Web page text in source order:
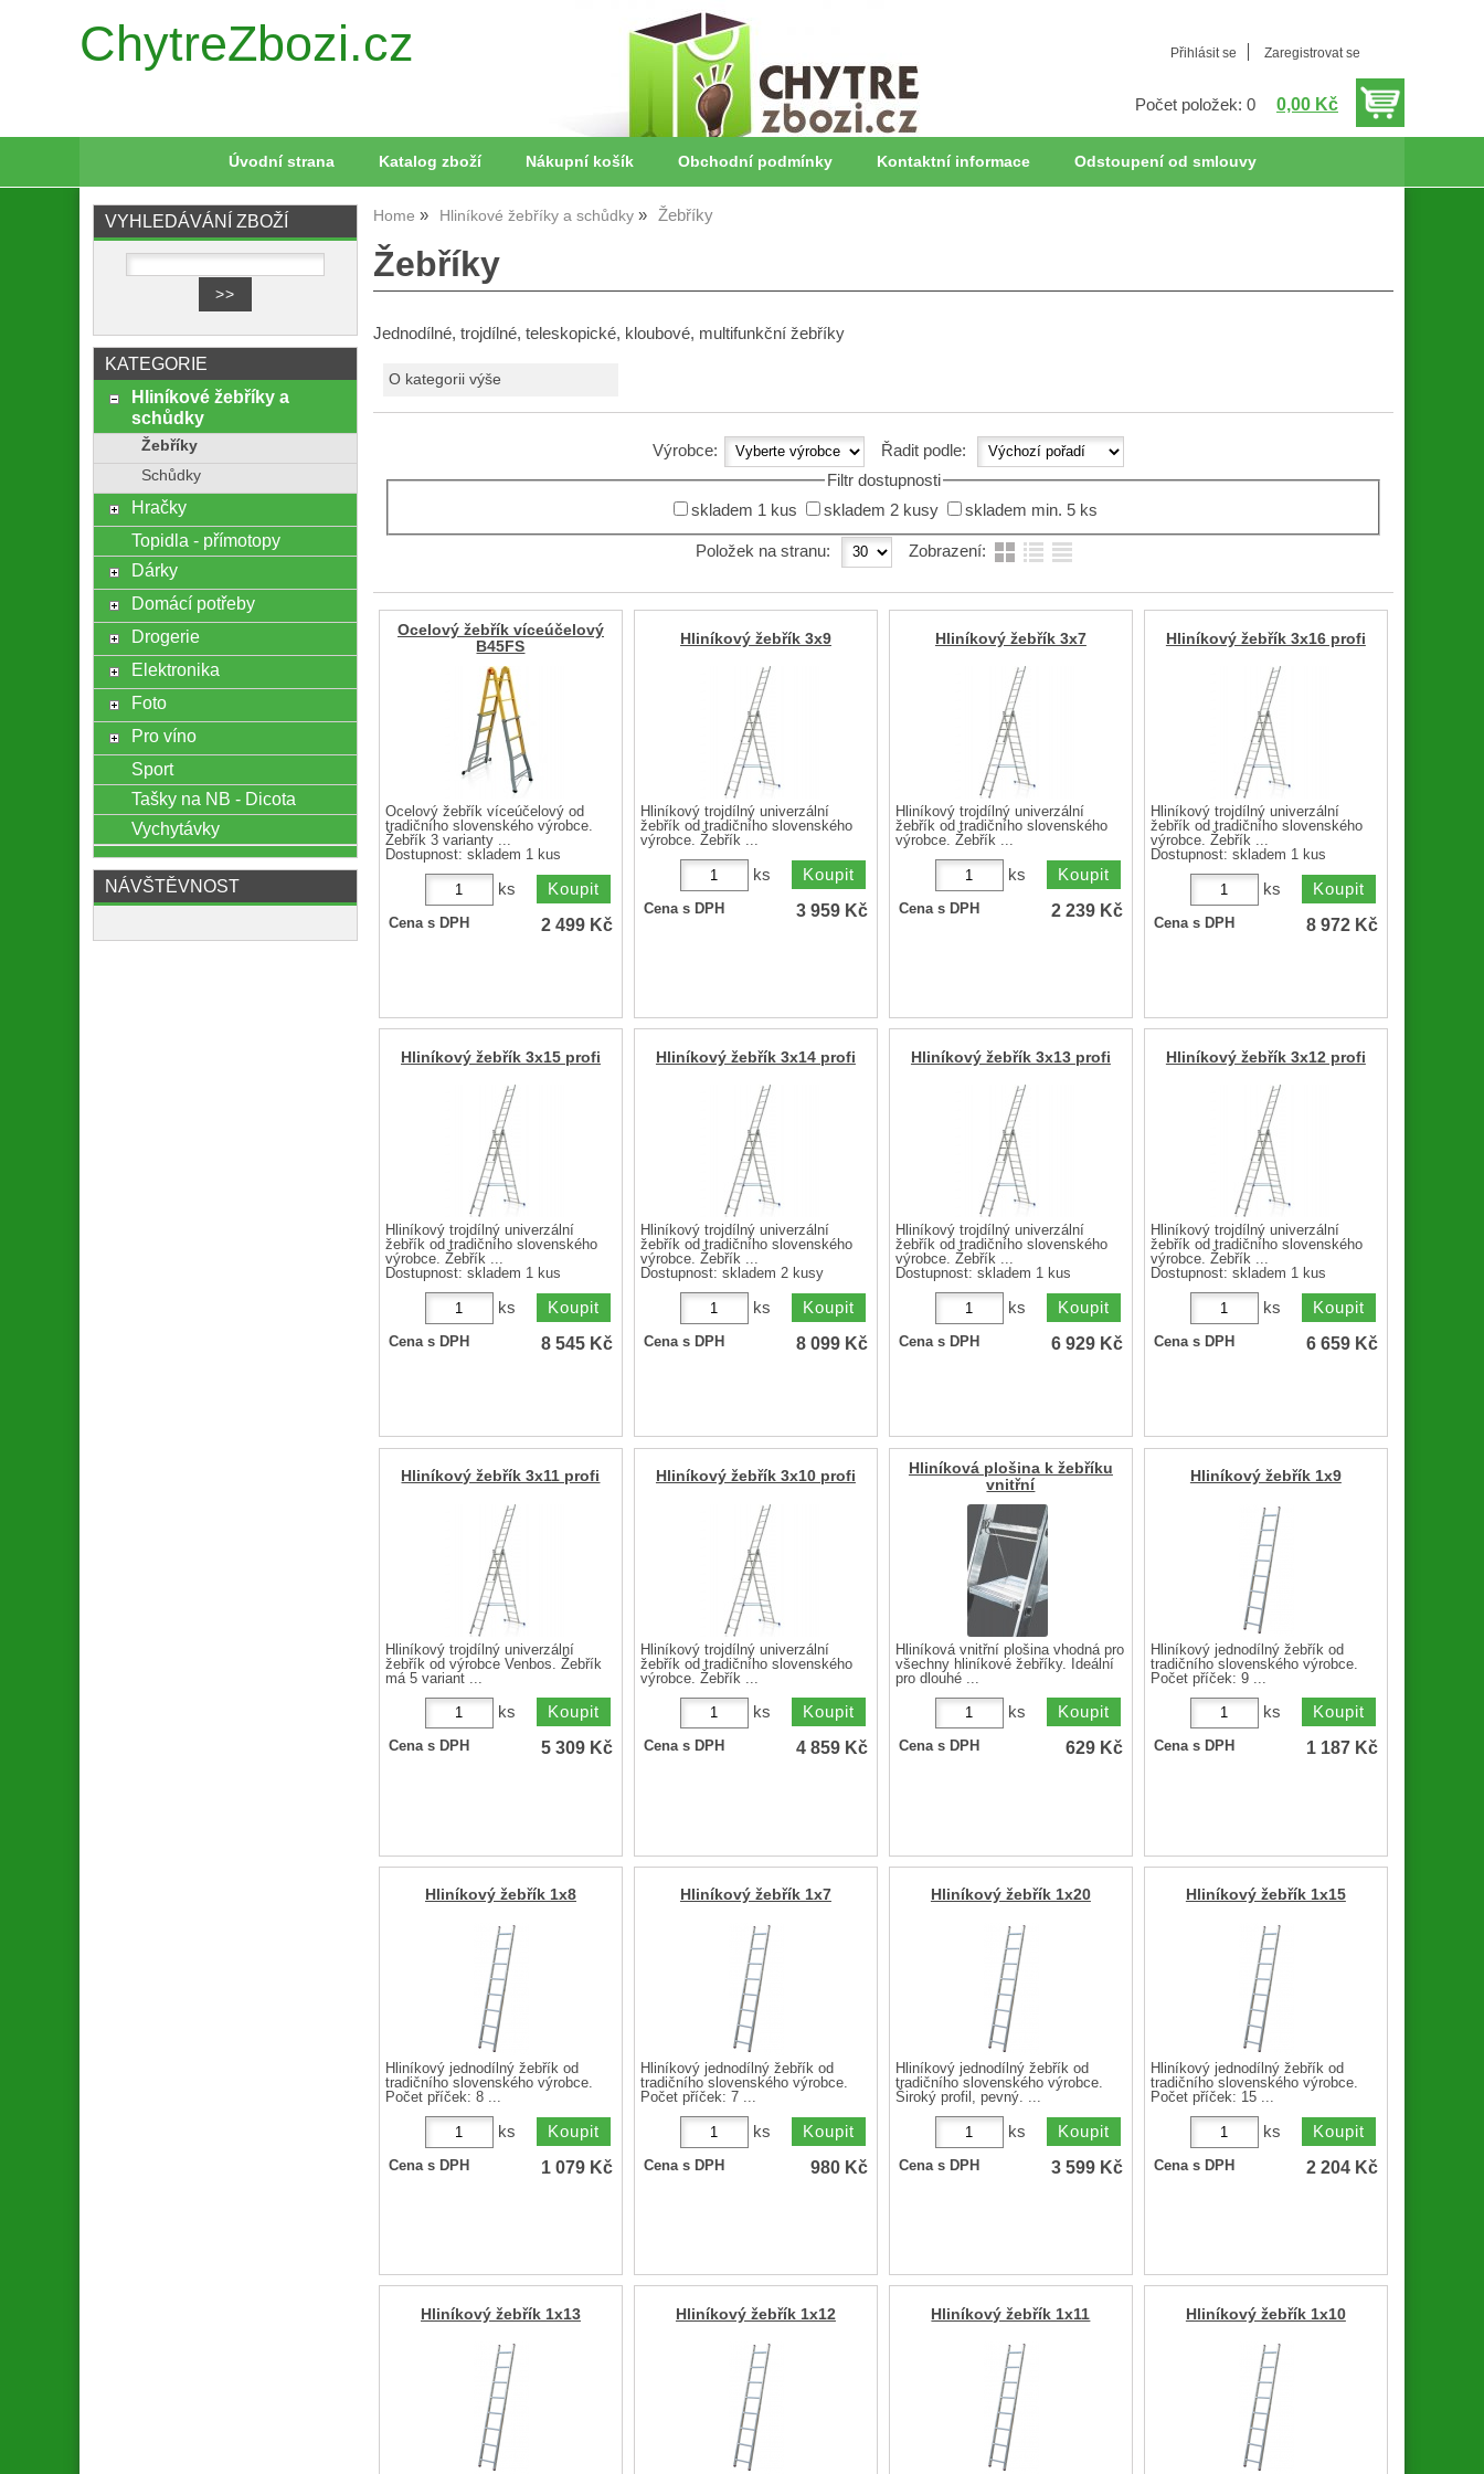
Přihlásit se Zaregistrovat se
Počet položek: 0 0,00 Kč
ChytreZbozi.cz
Úvodní strana Katalog zboží Nákupní košík Obchodní podmínky Kontaktní informace Odstoupení od smlouvy
Home Hliníkové žebříky a schůdky Žebříky
Žebříky
Jednodílné, trojdílné, teleskopické, kloubové, multifunkční žebříky
O kategorii výše
Výrobce:
Řadit podle:
Filtr dostupnosti
skladem 1 kus
skladem 2 kusy skladem min. 5 ks
Položek na stranu: Zobrazení:
Ocelový žebřík víceúčelový
B45FS
Ocelový žebřík víceúčelový od
tradičního slovenského výrobce.
Žebřík 3 varianty ...
Dostupnost: skladem 1 kus
ks
Cena s DPH 2 499 Kč
Hliníkový žebřík 3x9
Hliníkový trojdílný univerzální
žebřík od tradičního slovenského
výrobce. Žebřík ...
ks
Cena s DPH 3 959 Kč
Hliníkový žebřík 3x7
Hliníkový trojdílný univerzální
žebřík od tradičního slovenského
výrobce. Žebřík ...
ks
Cena s DPH 2 239 Kč
Hliníkový žebřík 3x16 profi
Hliníkový trojdílný univerzální
žebřík od tradičního slovenského
výrobce. Žebřík ...
Dostupnost: skladem 1 kus
ks
Cena s DPH 8 972 Kč
Hliníkový žebřík 3x15 profi
Hliníkový trojdílný univerzální
žebřík od tradičního slovenského
výrobce. Žebřík ...
Dostupnost: skladem 1 kus
ks
Cena s DPH 8 545 Kč
Hliníkový žebřík 3x14 profi
Hliníkový trojdílný univerzální
žebřík od tradičního slovenského
výrobce. Žebřík ...
Dostupnost: skladem 2 kusy
ks
Cena s DPH 8 099 Kč
Hliníkový žebřík 3x13 profi
Hliníkový trojdílný univerzální
žebřík od tradičního slovenského
výrobce. Žebřík ...
Dostupnost: skladem 1 kus
ks
Cena s DPH 6 929 Kč
Hliníkový žebřík 3x12 profi
Hliníkový trojdílný univerzální
žebřík od tradičního slovenského
výrobce. Žebřík ...
Dostupnost: skladem 1 kus
ks
Cena s DPH 6 659 Kč
Hliníkový žebřík 3x11 profi
Hliníkový trojdílný univerzální
žebřík od výrobce Venbos. Žebřík
má 5 variant ...
ks
Cena s DPH 5 309 Kč
Hliníkový žebřík 3x10 profi
Hliníkový trojdílný univerzální
žebřík od tradičního slovenského
výrobce. Žebřík ...
ks
Cena s DPH 4 859 Kč
Hliníková plošina k žebříku
vnitřní
Hliníková vnitřní plošina vhodná pro
všechny hliníkové žebříky. Ideální
pro dlouhé ...
ks
Cena s DPH 629 Kč
Hliníkový žebřík 1x9
Hliníkový jednodílný žebřík od
tradičního slovenského výrobce.
Počet příček: 9 ...
ks
Cena s DPH 1 187 Kč
Hliníkový žebřík 1x8
Hliníkový jednodílný žebřík od
tradičního slovenského výrobce.
Počet příček: 8 ...
ks
Cena s DPH 1 079 Kč
Hliníkový žebřík 1x7
Hliníkový jednodílný žebřík od
tradičního slovenského výrobce.
Počet příček: 7 ...
ks
Cena s DPH 980 Kč
Hliníkový žebřík 1x20
Hliníkový jednodílný žebřík od
tradičního slovenského výrobce.
Široký profil, pevný. ...
ks
Cena s DPH 3 599 Kč
Hliníkový žebřík 1x15
Hliníkový jednodílný žebřík od
tradičního slovenského výrobce.
Počet příček: 15 ...
ks
Cena s DPH 2 204 Kč
Hliníkový žebřík 1x13 Hliníkový žebřík 1x12 Hliníkový žebřík 1x11 Hliníkový žebřík 1x10
VYHLEDÁVÁNÍ ZBOŽÍ
KATEGORIE
Hliníkové žebříky a
schůdky
Žebříky
Schůdky
Hračky
Topidla - přímotopy
Dárky
Domácí potřeby
Drogerie
Elektronika
Foto
Pro víno
Sport
Tašky na NB - Dicota
Vychytávky
NÁVŠTĚVNOST